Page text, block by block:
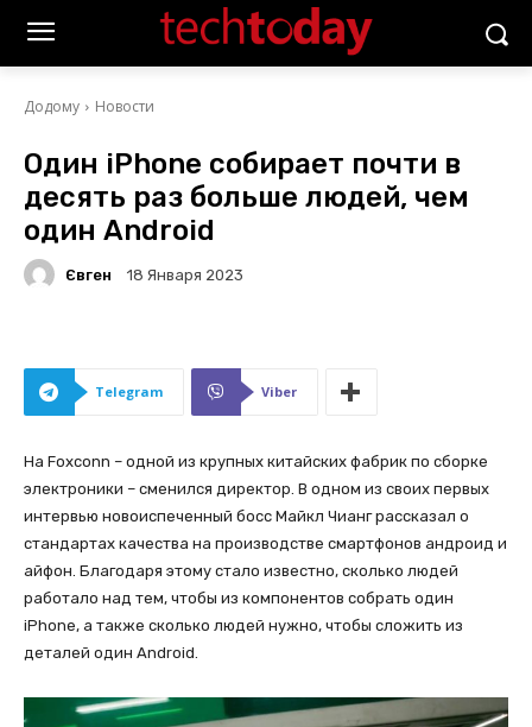
Додому Новости
Один iPhone собирает почти в
десять раз больше людей, чем
один Android
Євген 18 Января 2023
Telegram Viber
На Foxconn – одной из крупных китайских фабрик по сборке
электроники – сменился директор. В одном из своих первых
интервью новоиспеченный босс Майкл Чианг рассказал о
стандартах качества на производстве смартфонов андроид и
айфон. Благодаря этому стало известно, сколько людей
работало над тем, чтобы из компонентов собрать один
iPhone, а также сколько людей нужно, чтобы сложить из
деталей один Android.